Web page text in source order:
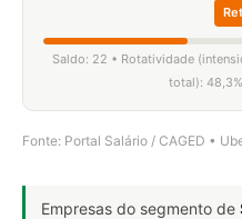
Saldo: 22 • Rotatividade
total):
Fonte: Portal Salário / CAGED •
Empresas do segmento de